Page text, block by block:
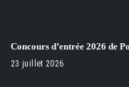
Concours d’entrée 2026 de
23 juillet 2026